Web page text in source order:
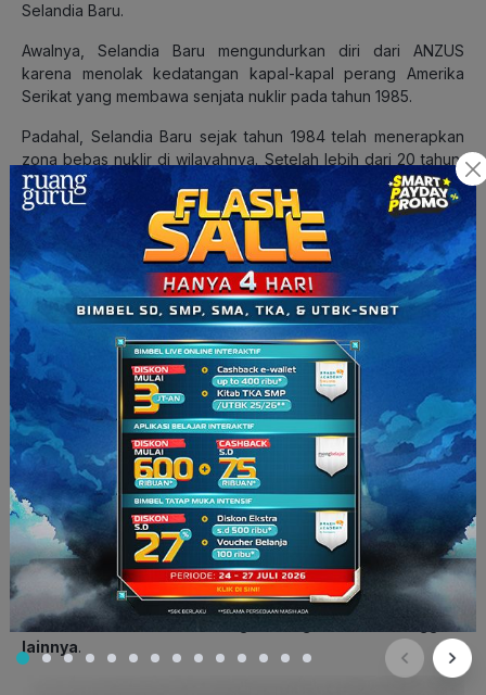
Selandia Baru.
Awalnya, Selandia Baru mengundurkan diri dari ANZUS
karena menolak kedatangan kapal-kapal perang Amerika
Serikat yang membawa senjata nuklir pada tahun 1985.
Padahal, Selandia Baru sejak tahun 1984 telah menerapkan
zona bebas nuklir di wilayahnya. Setelah lebih dari 20 tahun,
akhirnya pada 2012 Amerika Serikat mencabut pembekuan
anggota Selandia Baru.
ANZUS tetap ada meski Perang Dingin telah berakhir dan kini
keberadaannya lebih sebagai organisasi untuk menguatkan
hubungan militer antar negara anggota.
SEATO (Southeast Asia Treaty Organization)
Seperti namanya, SEATO didirikan untuk keamanan militer
negara di Asia Tenggara. Anehnya,hanya dua negara Asia
Tenggara yang ikut dalam organisasi, yaitu Filipina dan
Thailand . Sisanya, anggota negara ini adalah Amerika
Serikat, Australia, Selandia Baru, Pakistan, Bangladesh,
Prancis, dan Inggris.
Organisasi didirikan pada 8 September 1954 di Manila, Filipina
dan bermarkas di Bangkok, Thailand. Tujuan awal organisasi
ini terbentuk untukmenghambat persebaran pengaruh
komunis di Vietnam ke negara-negara Asia Tenggara
lainnya.